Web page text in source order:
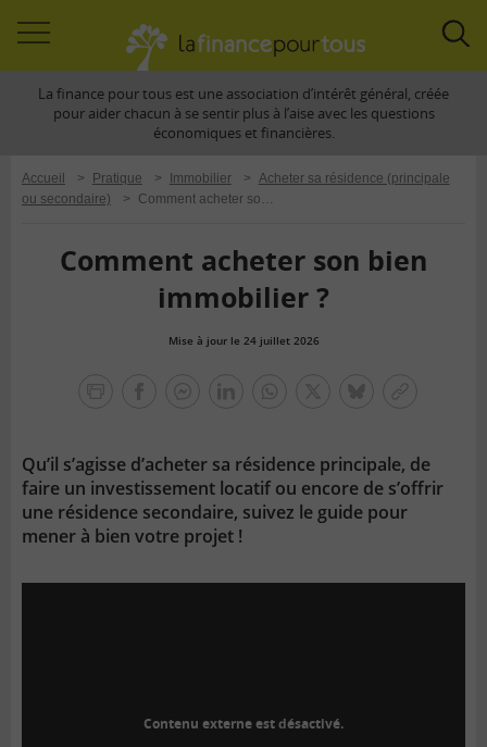
àLa finance pour tous est une association d’intérêt général, créée
pour aider chacun à se sentir plus à l’aise avec les questions
économiques et financières.
Accueil > Pratique > Immobilier > Acheter sa résidence (principale
ou secondaire)
> Comment acheter son bien immobilier ?
Comment acheter son bien
immobilier ?
Mise à jour le 24 juillet 2026
Qu’il s’agisse d’acheter sa résidence principale, de
faire un investissement locatif ou encore de s’offrir
une résidence secondaire, suivez le guide pour
mener à bien votre projet !
Contenu externe est désactivé.